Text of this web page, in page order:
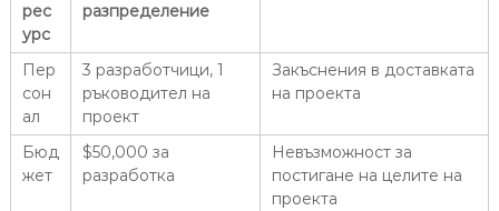
рес
урс
разпределение
Пер
сон
ал
3 разработчици, 1
ръководител на
проект
Закъснения в доставката
на проекта
Бюд
жет
$50,000 за
разработка
Невъзможност за
постигане на целите на
проекта